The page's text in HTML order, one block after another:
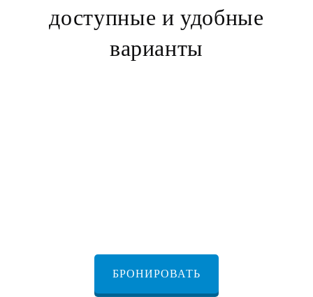
доступные и удобные
варианты
БРОНИРОВАТЬ